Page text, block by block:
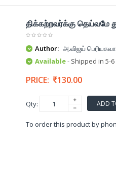
திக்கற்றவர்க்கு தெய்வமே
Author: அ.விஜய்
Available- Shipped in 5-
PRICE: 130.00
Qty: ADD
To order this product by